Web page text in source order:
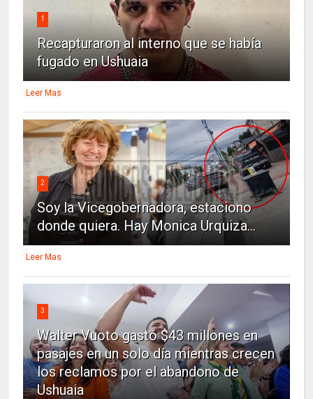
1
Recapturaron al interno que se había
fugado en Ushuaia
Leer Mas
2
Soy la Vicegobernadora, estaciono
donde quiera. Hay Monica Urquiza...
Leer Mas
3
Walter Vuoto gastó $43 millones en
pasajes en un solo día mientras crecen
los reclamos por el abandono de
Ushuaia